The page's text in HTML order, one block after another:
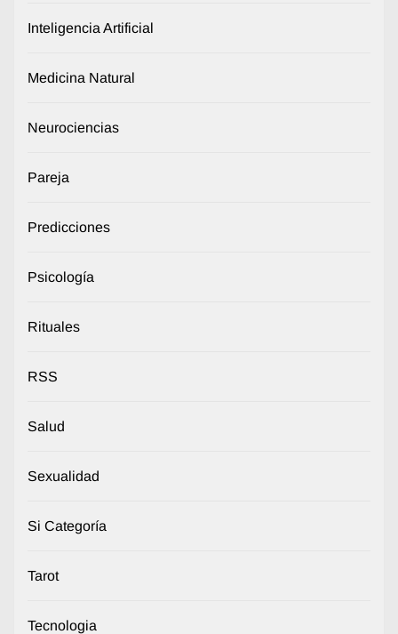
Inteligencia Artificial
Medicina Natural
Neurociencias
Pareja
Predicciones
Psicología
Rituales
RSS
Salud
Sexualidad
Si Categoría
Tarot
Tecnologia